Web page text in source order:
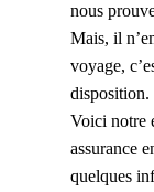
nous
Mais, il
voyage,
disposition.
Voici notre
assurance
quelques